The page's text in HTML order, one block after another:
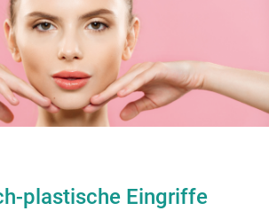
plastische Eingriffe